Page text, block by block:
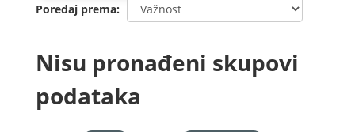
Poredaj prema
Nisu pronađeni skupovi
podataka